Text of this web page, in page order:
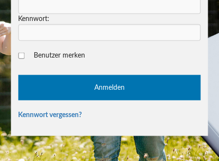
Kennwort:
Benutzer merken
Kennwort vergessen?